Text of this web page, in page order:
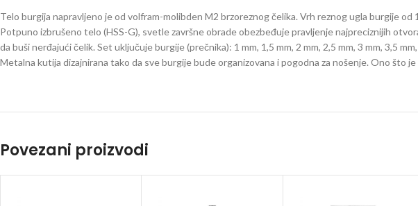
Telo burgija napravljeno je od volfram-molibden M2 brzoreznog čelika. Vrh reznog ugla burgije
Potpuno izbrušeno telo (HSS-G), svetle završne obrade obezbeđuje pravljenje najpreciznijih
da buši nerđajući čelik. Set uključuje burgije (prečnika): 1 mm, 1,5 mm, 2 mm, 2,5 mm, 3 mm, 3,5
Metalna kutija dizajnirana tako da sve burgije bude organizovana i pogodna za nošenje. Ono što
Povezani proizvodi